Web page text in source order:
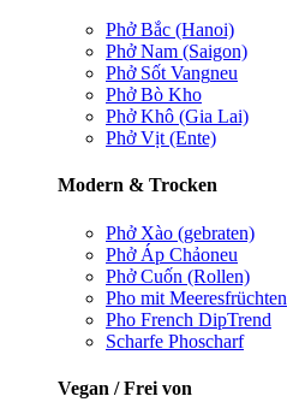
Phở Bắc (Hanoi)
Phở Nam (Saigon)
Phở Sốt Vangneu
Phở Bò Kho
Phở Khô (Gia Lai)
Phở Vịt (Ente)
Modern & Trocken
Phở Xào (gebraten)
Phở Áp Chảoneu
Phở Cuốn (Rollen)
Pho mit Meeresfrüchten
Pho French DipTrend
Scharfe Phoscharf
Vegan / Frei von